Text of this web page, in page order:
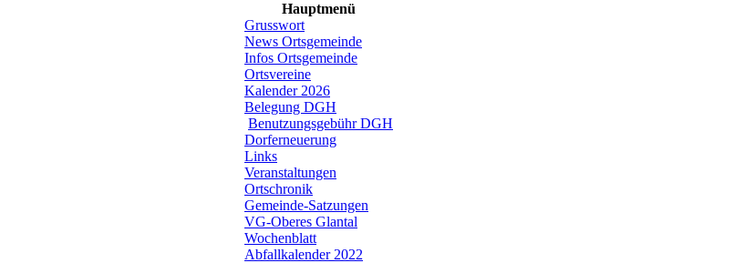
Hauptmenü
Grusswort
News Ortsgemeinde
Infos Ortsgemeinde
Ortsvereine
Kalender 2026
Belegung DGH
Benutzungsgebühr DGH
Dorferneuerung
Links
Veranstaltungen
Ortschronik
Gemeinde-Satzungen
VG-Oberes Glantal
Wochenblatt
Abfallkalender 2022